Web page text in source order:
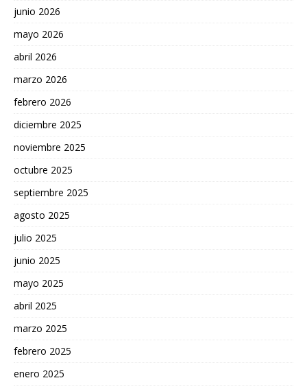
junio 2026
mayo 2026
abril 2026
marzo 2026
febrero 2026
diciembre 2025
noviembre 2025
octubre 2025
septiembre 2025
agosto 2025
julio 2025
junio 2025
mayo 2025
abril 2025
marzo 2025
febrero 2025
enero 2025